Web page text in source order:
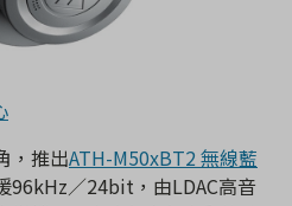
，推出ATH-M50xBT2 無線藍
96kHz／24bit，由LDAC高音